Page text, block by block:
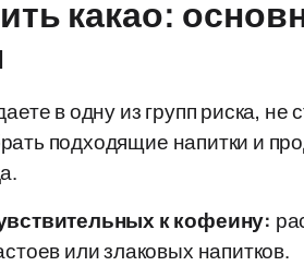
какао:
в одну из групп риска, не
подходящие напитки и
к кофеину:
или злаковых напитков.